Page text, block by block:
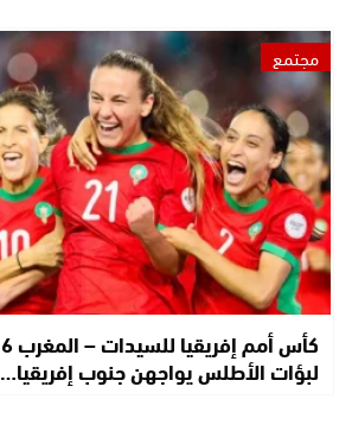
مجتمع
لبؤات الأطلس يواجهن جنوب إفريقيا…